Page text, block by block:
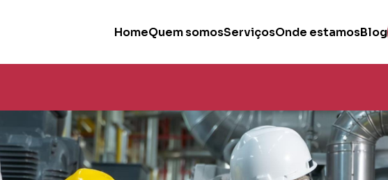
HomeQuem somosServiçosOnde estamosBlog